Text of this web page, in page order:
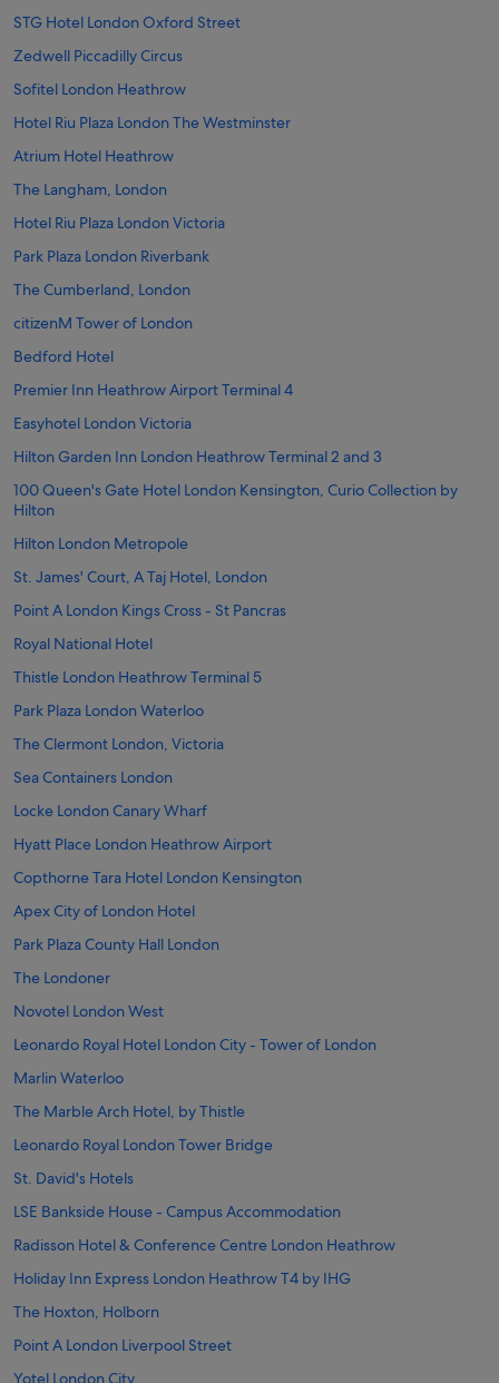
STG Hotel London Oxford Street
Zedwell Piccadilly Circus
Sofitel London Heathrow
Hotel Riu Plaza London The Westminster
Atrium Hotel Heathrow
The Langham, London
Hotel Riu Plaza London Victoria
Park Plaza London Riverbank
The Cumberland, London
citizenM Tower of London
Bedford Hotel
Premier Inn Heathrow Airport Terminal 4
Easyhotel London Victoria
Hilton Garden Inn London Heathrow Terminal 2 and 3
100 Queen's Gate Hotel London Kensington, Curio Collection by
Hilton
Hilton London Metropole
St. James' Court, A Taj Hotel, London
Point A London Kings Cross - St Pancras
Royal National Hotel
Thistle London Heathrow Terminal 5
Park Plaza London Waterloo
The Clermont London, Victoria
Sea Containers London
Locke London Canary Wharf
Hyatt Place London Heathrow Airport
Copthorne Tara Hotel London Kensington
Apex City of London Hotel
Park Plaza County Hall London
The Londoner
Novotel London West
Leonardo Royal Hotel London City - Tower of London
Marlin Waterloo
The Marble Arch Hotel, by Thistle
Leonardo Royal London Tower Bridge
St. David's Hotels
LSE Bankside House - Campus Accommodation
Radisson Hotel & Conference Centre London Heathrow
Holiday Inn Express London Heathrow T4 by IHG
The Hoxton, Holborn
Point A London Liverpool Street
Yotel London City